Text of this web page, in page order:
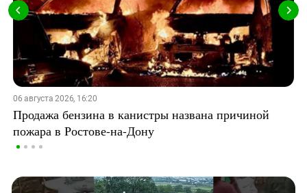
06 августа 2026, 16:20
Продажа бензина в канистры названа причиной
пожара в Ростове-на-Дону